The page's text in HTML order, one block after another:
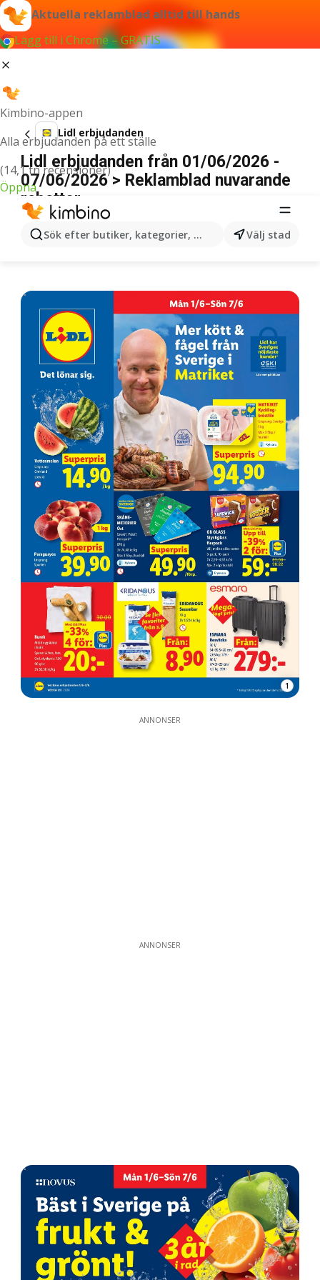
Aktuella reklamblad alltid till hands
Lägg till i Chrome – GRATIS
Kimbino-appen
Alla erbjudanden på ett ställe
(14,1 tn recensioner)
Öppna
Sök efter butiker, kategorier, produkter...Välj stad
Lidl erbjudanden
Lidl erbjudanden från 01/06/2026 -
07/06/2026 > Reklamblad nuvarande
rabatter
1
ANNONSER
ANNONSER